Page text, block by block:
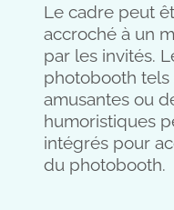
Le cadre peut
accroché à un
par les invités.
photobooth
amusantes ou
humoristiques
intégrés pour
du photobooth.